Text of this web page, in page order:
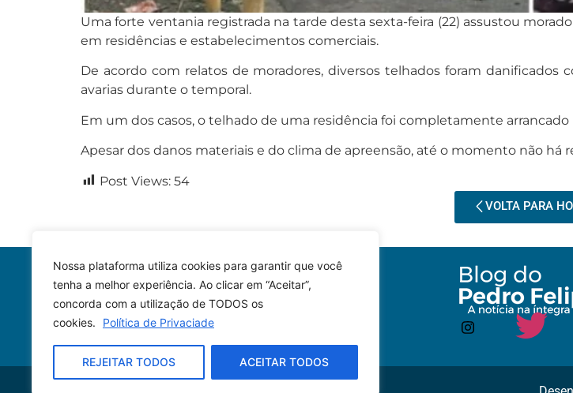
Nossa plataforma utiliza cookies para garantir que você
tenha a melhor experiência. Ao clicar em “Aceitar”,
concorda com a utilização de TODOS os
cookies.
Política de Privaciade
REJEITAR TODOS ACEITAR TODOS
Uma forte ventania registrada na tarde desta sexta-feira (22) assustou
em residências e estabelecimentos comerciais.
De acordo com relatos de moradores, diversos telhados foram
avarias durante o temporal.
Em um dos casos, o telhado de uma residência foi completamente
Apesar dos danos materiais e do clima de apreensão, até o momento não há
Post Views: 54
VOLTA PARA